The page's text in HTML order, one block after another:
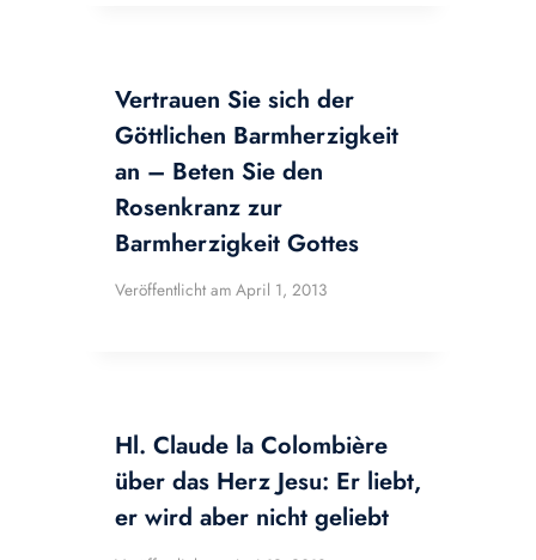
Vertrauen Sie sich der
Göttlichen Barmherzigkeit
an – Beten Sie den
Rosenkranz zur
Barmherzigkeit Gottes
Veröffentlicht am April 1, 2013
Hl. Claude la Colombière
über das Herz Jesu: Er liebt,
er wird aber nicht geliebt